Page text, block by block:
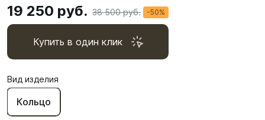
19 250 руб. 38 500 руб. -50%
Купить в один клик
Вид изделия
Кольцо